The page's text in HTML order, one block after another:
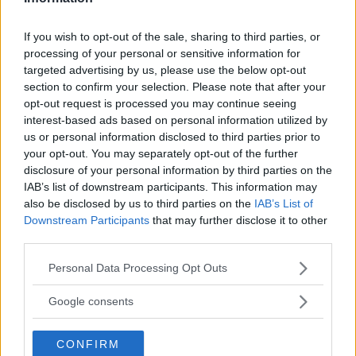
If you wish to opt-out of the sale, sharing to third parties, or
processing of your personal or sensitive information for
targeted advertising by us, please use the below opt-out
section to confirm your selection. Please note that after your
opt-out request is processed you may continue seeing
interest-based ads based on personal information utilized by
us or personal information disclosed to third parties prior to
your opt-out. You may separately opt-out of the further
disclosure of your personal information by third parties on the
IAB’s list of downstream participants. This information may
also be disclosed by us to third parties on the IAB’s List of
Downstream Participants that may further disclose it to other
Please note that this website/app uses one or more Google
not limited to your visit or usage behaviour. You may click to
use your data for below specified purposes in below Google
consent section.
Personal Data Processing Opt Outs
Google consents
CONFIRM
importantiall’interno della Curia. Suor
Raffaella Petrini è laureata in Scienze Politiche,
specializzata in lavoro industriale; in seguito ha
ottenuto il dottorato in Scienze Sociali alla
Pontificia Università San Tommaso d’Aquino
di Roma e ha seguito un master in Organization
Behavior all’Università di Hartford. Dal 2005 è
Prefetto dellaCongregazione per
diventata la prima donna a diventare segretario
generale delGovernatorato dello Stato della
Città del Vaticano
2021). Suor Yvonne Reungoat è la madre